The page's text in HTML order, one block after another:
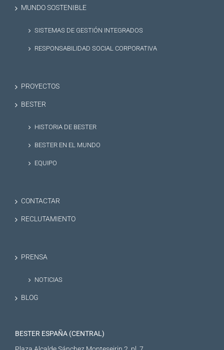
MUNDO SOSTENIBLE
SISTEMAS DE GESTIÓN INTEGRADOS
RESPONSABILIDAD SOCIAL CORPORATIVA
PROYECTOS
BESTER
HISTORIA DE BESTER
BESTER EN EL MUNDO
EQUIPO
CONTACTAR
RECLUTAMIENTO
PRENSA
NOTICIAS
BLOG
BESTER ESPAÑA (CENTRAL)